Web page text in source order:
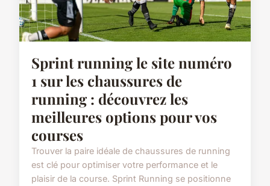
Sprint running le site numéro
1 sur les chaussures de
running : découvrez les
meilleures options pour vos
courses
Trouver la paire idéale de chaussures de running
est clé pour optimiser votre performance et le
plaisir de la course. Sprint Running se positionne